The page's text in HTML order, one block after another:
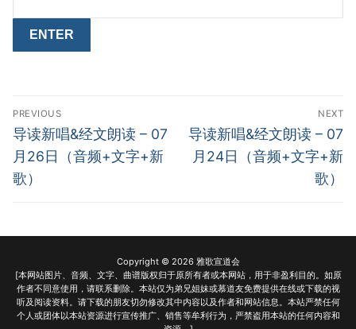
Post
navigation
PREVIOUS
Previous
post:
导读新唱&经文朗读 – 07
月26日（音频+文字+新
歌）
NEXT
Next
post:
导读新唱&经文朗读 – 07
月24日（音频+文字+新
歌）
Copyright © 2026 雅歌宣道会
[本网站图片、音频、文字、曲谱版权归于原所有者或本网站，用于非盈利目的。如原
作者不同意使用，请联系删除。本站仅为弟兄姐妹或慕道友免费提供在线或下载的视
听及阅读资料。请下载的朋友切勿修改其中内容以及作者和网站信息。本站严禁任何
个人或团体以本站资源进行宣传推广、销售等牟利行为，严禁盗用本站的任何内容和